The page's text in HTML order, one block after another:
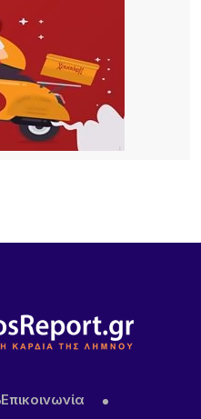
Τα δύο πρόσωπα
το αγριογούρουνο
η ώρα να δούμε
ελαφιών στη Λήμνο;
Επικοινωνία